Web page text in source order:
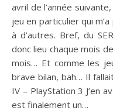
avril de l’année
jeu en particulier qui
à d’autres. Bref, du
donc lieu chaque mois
mois… Et comme les
brave bilan, bah… Il
IV – PlayStation 3 J’en
est finalement un…